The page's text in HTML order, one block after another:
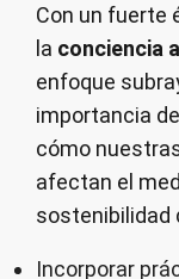
Con un fuerte
la conciencia
enfoque
importancia
cómo
afectan el
sostenibilidad
Incorporar